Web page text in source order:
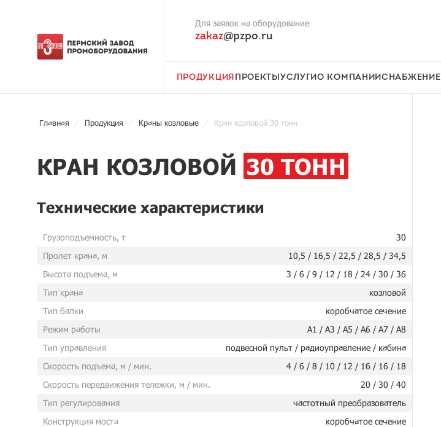
Для заявок на оборудование
zakaz@pzpo.ru
ПРОДУКЦИЯ ПРОЕКТЫ УСЛУГИО КОМПАНИИСНАБЖЕНИЕ
Главная Продукция Краны козловые Кран козловой 30 тонн
КРАН КОЗЛОВОЙ 30 ТОНН
Технические характеристики
Грузоподъемность, т
30
Пролет крана, м
10,5 / 16,5 / 22,5 / 28,5 / 34,5
Высота подъема, м
3 / 6 / 9 / 12 / 18 / 24 / 30 / 36
Тип крана
козловой
Тип балки
коробчатое сечение
Режим работы
А1 / А3 / А5 / А6 / А7 / А8
Тип управления
подвесной пульт / радиоуправление / кабина
Скорость подъема, м / мин.
4 / 6 / 8 / 10 / 12 / 16 / 16 / 18
Скорость передвижения тележки, м / мин.
20 / 30 / 40
Тип регулирования
частотный преобразователь
Конструкция моста
коробчатое сечение